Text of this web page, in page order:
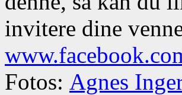
invitere dine
Fotos: Agnes